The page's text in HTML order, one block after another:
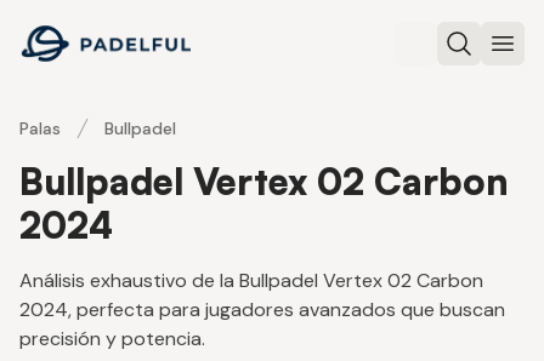
Padelful
Buscar
Palas Bullpadel
Bullpadel Vertex 02 Carbon
2024
Análisis exhaustivo de la Bullpadel Vertex 02 Carbon
2024, perfecta para jugadores avanzados que buscan
precisión y potencia.